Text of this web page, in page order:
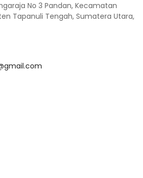
No 3 Pandan, Kecamatan
Tapanuli Tengah, Sumatera Utara,